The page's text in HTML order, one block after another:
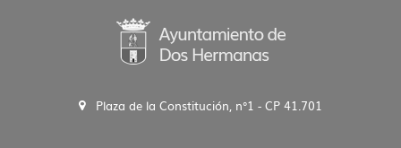
Plaza de la Constitución, n°1 - CP 41.701